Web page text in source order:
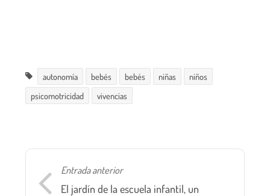
autonomía bebés bebés niñas
niños
psicomotricidad
vivencias
Entrada anterior
El jardín de la escuela infantil, un